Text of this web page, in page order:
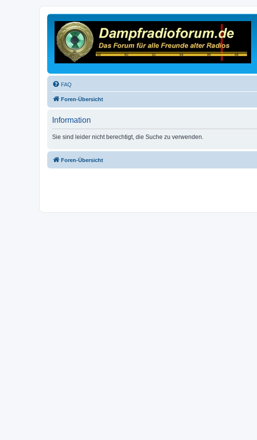
FAQ
Foren-Übersicht
Information
Sie sind leider nicht berechtigt, die Suche zu verwenden.
Foren-Übersicht